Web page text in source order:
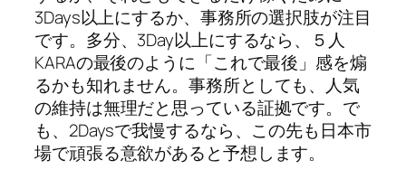
3Days以上にするか、事務所の選択肢が注目
です。多分、3Day以上にするなら、５人
KARAの最後のように「これで最後」感を煽
るかも知れません。事務所としても、人気
の維持は無理だと思っている証拠です。で
も、2Daysで我慢するなら、この先も日本市
場で頑張る意欲があると予想します。